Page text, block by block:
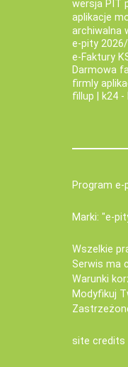
wersja PIT
aplikacje
archiwalna
e-pity
e‑Faktury
Darmowa
firmly
fillup | k24 -
Program e-
Marki: "e-
Wszelkie
Serwis ma
Warunki
Modyfikuj
site credits